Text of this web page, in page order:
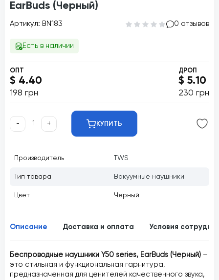
EarBuds (Черный)
Артикул: BN183 0 отзывов
Есть в наличии
ОПТ
$ 4.40
198 грн
ДРОП
$ 5.10
230 грн
- + КУПИТЬ
Производитель TWS
Тип товара Вакуумные наушники
Цвет Черный
Описание Доставка и оплата Условия
Беспроводные наушники Y50 series, EarBuds (Черный) –
это стильная и функциональная гарнитура,
предназначенная для ценителей качественного звука,